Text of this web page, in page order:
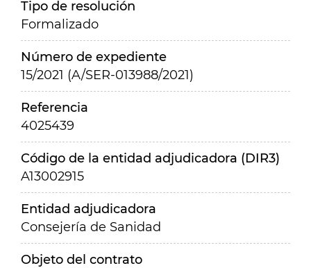
Tipo de resolución
Formalizado
Número de expediente
15/2021 (A/SER-013988/2021)
Referencia
4025439
Código de la entidad adjudicadora (DIR3)
A13002915
Entidad adjudicadora
Consejería de Sanidad
Objeto del contrato